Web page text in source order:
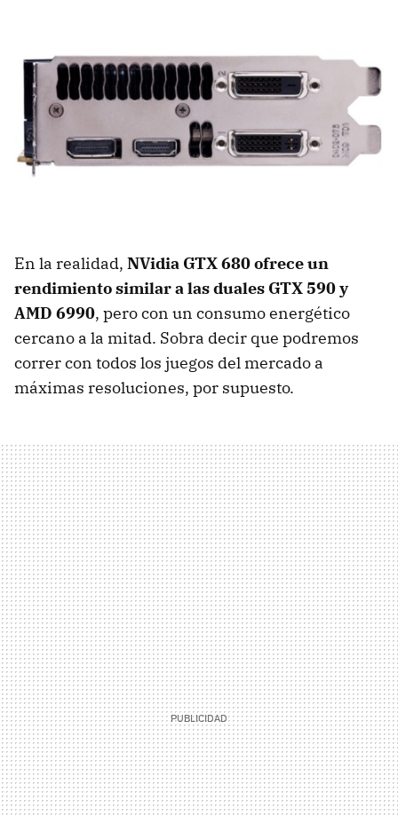
En la realidad, NVidia GTX680 ofrece un
rendimiento similar a las duales GTX590 y
AMD 6990, pero con un consumo energético
cercano a la mitad. Sobra decir que podremos
correr con todos los juegos del mercado a
máximas resoluciones, por supuesto.